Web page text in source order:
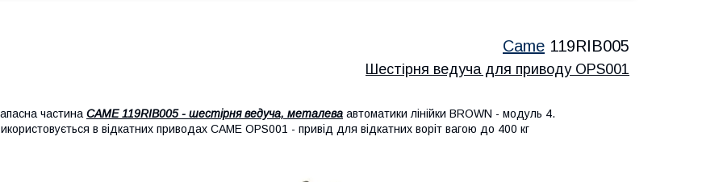
Came 119RIB005
Шестірня ведуча для приводу OPS001
частина CAME 119RIB005 - шестірня ведуча, металева автоматики лінійки BROWN - модуль 4.
в відкатних приводах CAME OPS001 - привід для відкатних воріт вагою до 400 кг